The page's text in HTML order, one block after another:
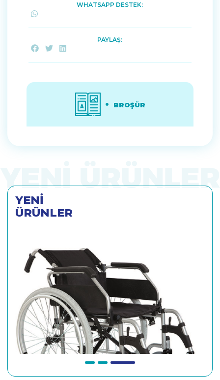
WHATSAPP DESTEK:
PAYLAŞ:
BROŞÜR
YENİ
ÜRÜNLER